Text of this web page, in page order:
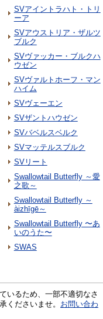
SVアイントラハト・トリ
ーア
SVアウストリア・ザルツ
ブルク
SVヴァッカー・ブルクハ
ウゼン
SVヴァルトホーフ・マン
ハイム
SVヴェーエン
SVザントハウゼン
SVバベルスベルク
SVマッテルスブルク
SVリート
Swallowtail Butterfly ～愛
之歌～
Swallowtail Butterfly ～
àizhīgē～
Swallowtail Butterfly 〜あ
いのうた〜
SWAS
いるため、一部不適切なさ
くださいませ。 お問い合わ